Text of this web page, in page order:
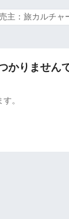
主：旅カルチャ
かりません
。